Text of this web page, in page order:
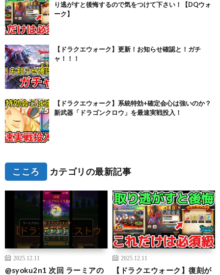
り逃がすと後悔するので気をつけて下さい！【DQウォ
ーク】
【ドラクエウォーク】更新！お知らせ確認と！ガチ
ャ！！！
【ドラクエウォーク】系統特効+確定会心は強いのか？
新武器「ドラゴンクロウ」を最速実戦投入！
こころ カテゴリの最新記事
2025.12.11
@syoku2n1 次回 ラーミアの
2025.12.11
【ドラクエウォーク】復刻が